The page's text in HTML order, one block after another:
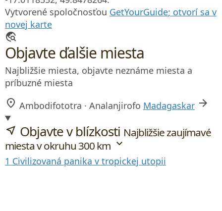
Vytvorené spoločnosťou GetYourGuide; otvorí sa v
novej karte
travel_explore
Objavte ďalšie miesta
Najbližšie miesta, objavte neznáme miesta a
príbuzné miesta
location_on Ambodifototra · Analanjirofo Madagaskar arrow_forward
near_me Objavte v blízkosti Najbližšie zaujímavé
miesta v okruhu 300 km expand_more
1 Civilizovaná panika v tropickej utopii